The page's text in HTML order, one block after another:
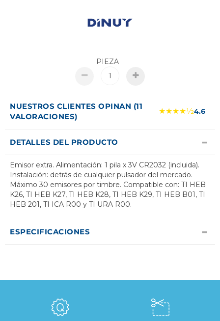
PIEZA
NUESTROS CLIENTES OPINAN (11
VALORACIONES)
★★★★½4.6
DETALLES DEL PRODUCTO
Emisor extra. Alimentación: 1 pila x 3V CR2032 (incluida).
Instalación: detrás de cualquier pulsador del mercado.
Máximo 30 emisores por timbre. Compatible con: TI HEB
K26, TI HEB K27, TI HEB K28, TI HEB K29, TI HEB B01, TI
HEB 201, TI ICA R00 y TI URA R00.
ESPECIFICACIONES